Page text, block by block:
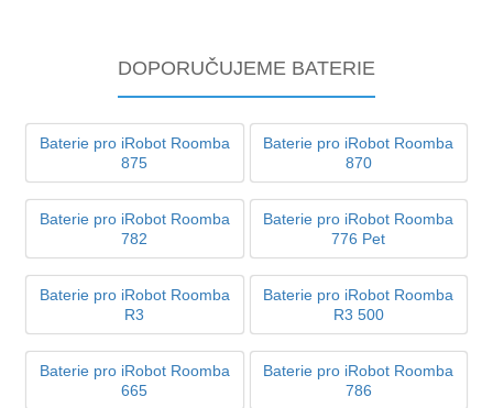
DOPORUČUJEME BATERIE
Baterie pro iRobot Roomba
875
Baterie pro iRobot Roomba
870
Baterie pro iRobot Roomba
782
Baterie pro iRobot Roomba
776 Pet
Baterie pro iRobot Roomba
R3
Baterie pro iRobot Roomba
R3 500
Baterie pro iRobot Roomba
665
Baterie pro iRobot Roomba
786